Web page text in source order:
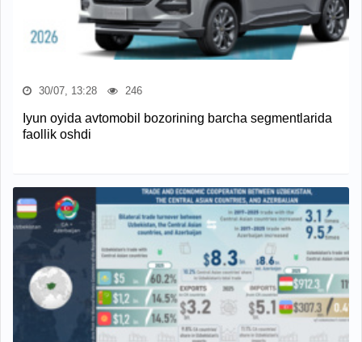
30/07, 13:28 246
Iyun oyida avtomobil bozorining barcha segmentlarida
faollik oshdi